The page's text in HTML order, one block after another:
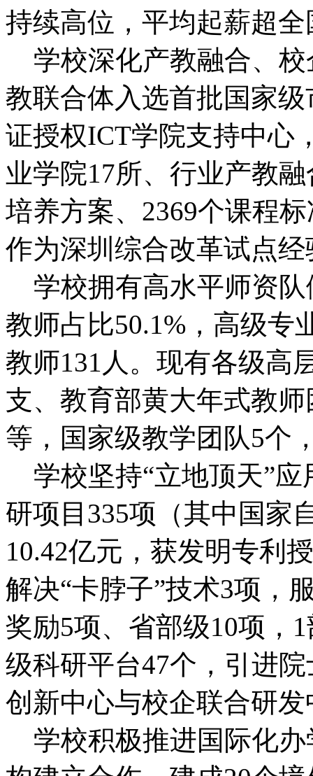
持续高位，平均起薪超
学校深化产教融合、
教联合体入选首批国家
证授权ICT学院支持中心
业学院17所、行业产教
培养方案、2369个课程
作为深圳综合改革试点
学校拥有高水平师资
教师占比50.1%，高级专
教师131人。现有各级高
支、教育部黄大年式教
等，国家级教学团队5个
学校坚持“立地顶天”
研项目335项（其中国家
10.42亿元，获发明专利
解决“卡脖子”技术3项，
奖励5项、省部级10项，
级科研平台47个，引进
创新中心与校企联合研发
学校积极推进国际化